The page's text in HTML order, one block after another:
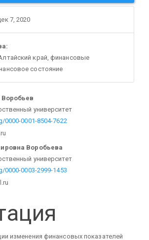
7, 2020
край, финансовые
состояние
Воробьев
университет
0000-0001-8504-7622
Воробьева
университет
0000-0003-2999-1453
изменения финансовых показателей